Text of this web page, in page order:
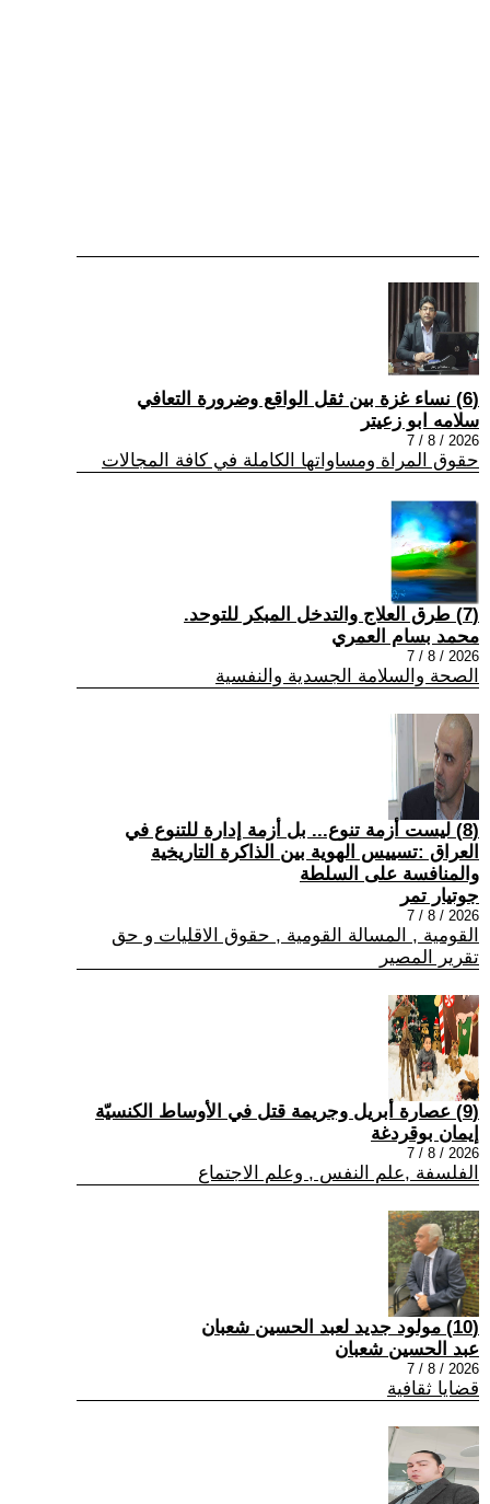
(6) نساء غزة بين ثقل الواقع وضرورة التعافي
سلامه ابو زعيتر
2026 / 8 / 7
حقوق المراة ومساواتها الكاملة في كافة المجالات
(7) طرق العلاج والتدخل المبكر للتوحد.
محمد بسام العمري
2026 / 8 / 7
الصحة والسلامة الجسدية والنفسية
(8) ليست أزمة تنوع... بل أزمة إدارة للتنوع في
العراق :تسييس الهوية بين الذاكرة التاريخية
والمنافسة على السلطة
جوتيار تمر
2026 / 8 / 7
القومية , المسالة القومية , حقوق الاقليات و حق
تقرير المصير
(9) عصارة أبريل وجريمة قتل في الأوساط الكنسيّة
إيمان بوقردغة
2026 / 8 / 7
الفلسفة ,علم النفس , وعلم الاجتماع
(10) مولود جديد لعبد الحسين شعبان
عبد الحسين شعبان
2026 / 8 / 7
قضايا ثقافية